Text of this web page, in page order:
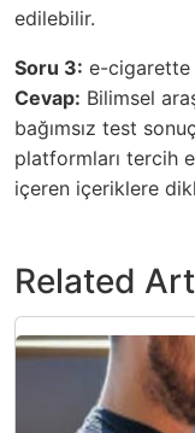
edilebilir.
Soru 3: e-cigarette
Cevap: Bilimsel
bağımsız test
platformları tercih
içeren içeriklere
Related